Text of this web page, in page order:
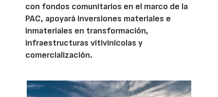
con fondos comunitarios en el marco de la
PAC, apoyará inversiones materiales e
inmateriales en transformación,
infraestructuras vitivinícolas y
comercialización.